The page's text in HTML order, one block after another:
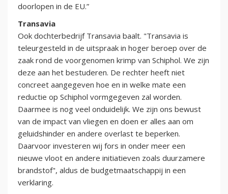
doorlopen in de EU.”
Transavia
Ook dochterbedrijf Transavia baalt. "Transavia is
teleurgesteld in de uitspraak in hoger beroep over de
zaak rond de voorgenomen krimp van Schiphol. We zijn
deze aan het bestuderen. De rechter heeft niet
concreet aangegeven hoe en in welke mate een
reductie op Schiphol vormgegeven zal worden.
Daarmee is nog veel onduidelijk. We zijn ons bewust
van de impact van vliegen en doen er alles aan om
geluidshinder en andere overlast te beperken.
Daarvoor investeren wij fors in onder meer een
nieuwe vloot en andere initiatieven zoals duurzamere
brandstof", aldus de budgetmaatschappij in een
verklaring.